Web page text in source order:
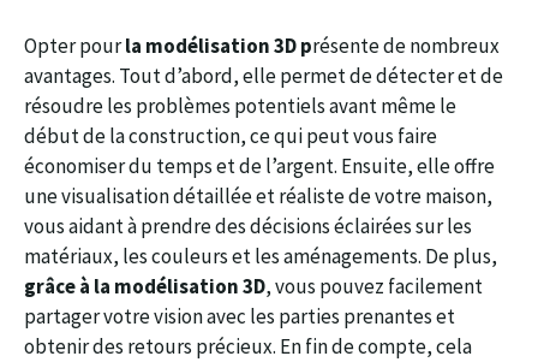
Opter pourla modélisation 3D présente de nombreux
avantages. Tout d’abord, elle permet de détecter et de
résoudre les problèmes potentiels avant même le
début de la construction, ce qui peut vous faire
économiser du temps et de l’argent. Ensuite, elle offre
une visualisation détaillée et réaliste de votre maison,
vous aidant à prendre des décisions éclairées sur les
matériaux, les couleurs et les aménagements. De plus,
grâce à la modélisation 3D, vous pouvez facilement
partager votre vision avec les parties prenantes et
obtenir des retours précieux. En fin de compte, cela